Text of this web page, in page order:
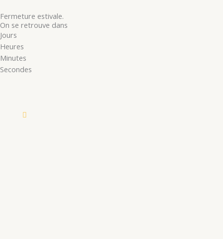
Fermeture estivale.
On se retrouve dans
Jours
Heures
Minutes
Secondes